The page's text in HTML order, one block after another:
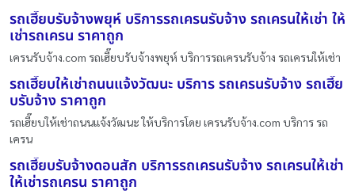
รถเฮี๊ยบรับจ้างพยุห์ บริการรถเครนรับจ้าง รถเครนให้เช่า ให้
เช่ารถเครน ราคาถูก
เครนรับจ้าง.com รถเฮี๊ยบรับจ้างพยุห์ บริการรถเครนรับจ้าง รถเครนให้เช่า
รถเฮี๊ยบให้เช่าถนนแจ้งวัฒนะ บริการ รถเครนรับจ้าง รถเฮี๊ย
บรับจ้าง ราคาถูก
รถเฮี๊ยบให้เช่าถนนแจ้งวัฒนะ ให้บริการโดย เครนรับจ้าง.com บริการ รถ
เครน
รถเฮี๊ยบรับจ้างดอนสัก บริการรถเครนรับจ้าง รถเครนให้เช่า
ให้เช่ารถเครน ราคาถูก